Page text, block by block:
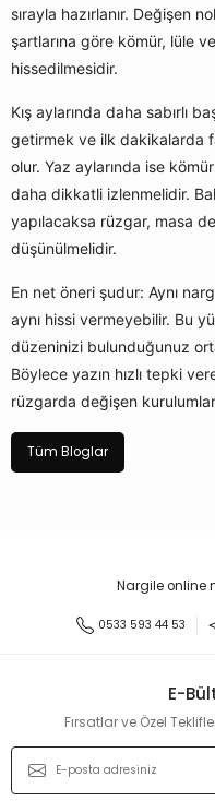
sırayla hazırlanır. Değişen
şartlarına göre kömür, lüle
hissedilmesidir.
Kış aylarında daha sabırlı
getirmek ve ilk dakikalarda
olur. Yaz aylarında ise
daha dikkatli izlenmelidir.
yapılacaksa rüzgar, masa
düşünülmelidir.
En net öneri şudur: Aynı
aynı hissi vermeyebilir. Bu
düzeninizi bulunduğunuz
Böylece yazın hızlı tepki
rüzgarda değişen
Tüm Bloglar
Nargile online
0533 593 44 53
E-
Fırsatlar ve Özel